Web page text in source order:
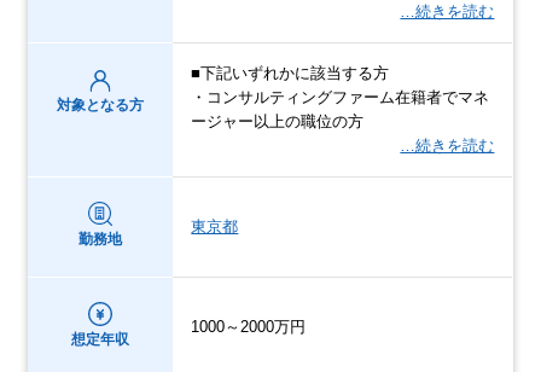
…続きを読む
対象となる方
■下記いずれかに該当する方
・コンサルティングファーム在籍者でマネ
ージャー以上の職位の方
…続きを読む
勤務地
東京都
想定年収
1000～2000万円